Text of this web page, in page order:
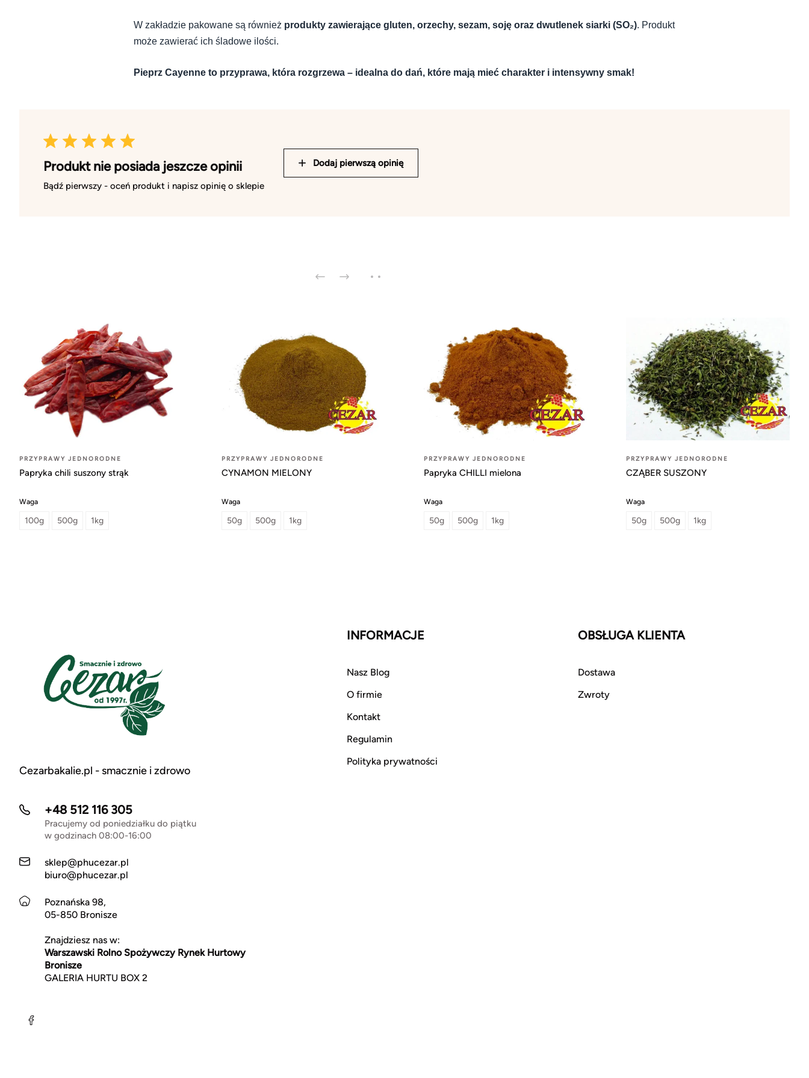
W zakładzie pakowane są również produkty zawierające gluten, orzechy, sezam, soję oraz dwutlenek siarki (SO₂). Produkt
może zawierać ich śladowe ilości.
Pieprz Cayenne to przyprawa, która rozgrzewa – idealna do dań, które mają mieć charakter i intensywny smak!
Produkt nie posiada jeszcze opinii
Bądź pierwszy - oceń produkt i napisz opinię o sklepie
Dodaj pierwszą opinię
PRZYPRAWY JEDNORODNE
Papryka chili suszony strąk
Waga
100g 500g 1kg
PRZYPRAWY JEDNORODNE
CYNAMON MIELONY
Waga
50g 500g 1kg
PRZYPRAWY JEDNORODNE
Papryka CHILLI mielona
Waga
50g 500g 1kg
PRZYPRAWY JEDNORODNE
CZĄBER SUSZONY
Waga
50g 500g 1kg
Cezarbakalie.pl - smacznie i zdrowo
+48 512 116 305
Pracujemy od poniedziałku do piątku
w godzinach 08:00-16:00
sklep@phucezar.pl
biuro@phucezar.pl
Poznańska 98,
05-850 Bronisze
Znajdziesz nas w:
Warszawski Rolno Spożywczy Rynek Hurtowy
Bronisze
GALERIA HURTU BOX 2
INFORMACJE
Nasz Blog
O firmie
Kontakt
Regulamin
Polityka prywatności
OBSŁUGA KLIENTA
Dostawa
Zwroty